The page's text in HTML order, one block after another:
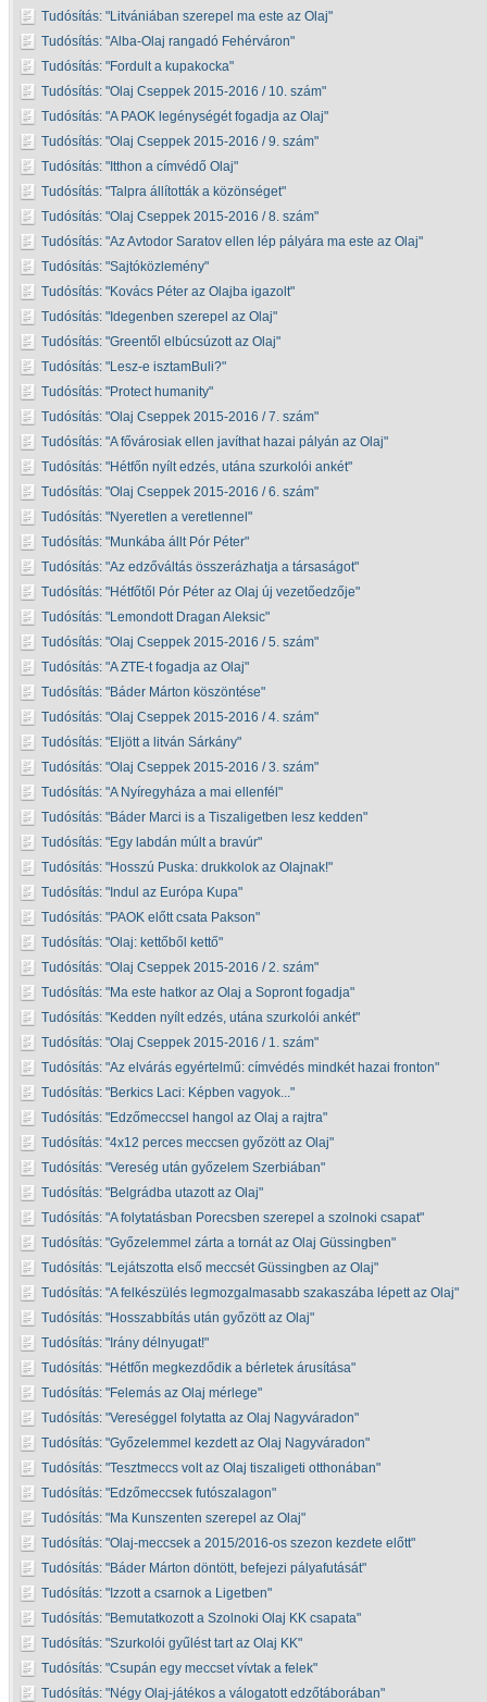
Tudósítás:
Litvániában szerepel ma este az Olaj
Tudósítás: Alba-Olaj rangadó Fehérváron
Tudósítás:
Fordult a kupakocka
Tudósítás: Olaj Cseppek 2015-2016 / 10. szám
Tudósítás: A PAOK legénységét fogadja az Olaj
Tudósítás: Olaj Cseppek 2015-2016 / 9. szám
Tudósítás:
Itthon a címvédő Olaj
Tudósítás: Talpra állították a közönséget
Tudósítás: Olaj Cseppek 2015-2016 / 8. szám
Tudósítás: Az Avtodor Saratov ellen lép pályára ma este az Olaj
Tudósítás: Sajtóközlemény
Tudósítás:
Kovács Péter az Olajba igazolt
Tudósítás:
Idegenben szerepel az Olaj
Tudósítás: Greentől elbúcsúzott az Olaj
Tudósítás:
Lesz-e isztamBuli?
Tudósítás:
Protect humanity
Tudósítás: Olaj Cseppek 2015-2016 / 7. szám
Tudósítás: A fővárosiak ellen javíthat hazai pályán az Olaj
Tudósítás:
Hétfőn nyílt edzés, utána szurkolói ankét
Tudósítás: Olaj Cseppek 2015-2016 / 6. szám
Tudósítás:
Nyeretlen a veretlennel
Tudósítás:
Munkába állt Pór Péter
Tudósítás: Az edzőváltás összerázhatja a társaságot
Tudósítás:
Hétfőtől Pór Péter az Olaj új vezetőedzője
Tudósítás:
Lemondott Dragan Aleksic
Tudósítás: Olaj Cseppek 2015-2016 / 5. szám
Tudósítás: A ZTE-t fogadja az Olaj
Tudósítás:
Báder Márton köszöntése
Tudósítás: Olaj Cseppek 2015-2016 / 4. szám
Tudósítás:
Eljött a litván Sárkány
Tudósítás: Olaj Cseppek 2015-2016 / 3. szám
Tudósítás: A Nyíregyháza a mai ellenfél
Tudósítás:
Báder Marci is a Tiszaligetben lesz kedden
Tudósítás:
Egy labdán múlt a bravúr
Tudósítás:
Hosszú Puska: drukkolok az Olajnak!
Tudósítás:
Indul az Európa Kupa
Tudósítás:
PAOK előtt csata Pakson
Tudósítás: Olaj: kettőből kettő
Tudósítás: Olaj Cseppek 2015-2016 / 2. szám
Tudósítás:
Ma este hatkor az Olaj a Sopront fogadja
Tudósítás:
Kedden nyílt edzés, utána szurkolói ankét
Tudósítás: Olaj Cseppek 2015-2016 / 1. szám
Tudósítás: Az elvárás egyértelmű: címvédés mindkét hazai fronton
Tudósítás:
Berkics Laci: Képben vagyok...
Tudósítás:
Edzőmeccsel hangol az Olaj a rajtra
Tudósítás: 4x12 perces meccsen győzött az Olaj
Tudósítás: Vereség után győzelem Szerbiában
Tudósítás:
Belgrádba utazott az Olaj
Tudósítás: A folytatásban Porecsben szerepel a szolnoki csapat
Tudósítás: Győzelemmel zárta a tornát az Olaj Güssingben
Tudósítás:
Lejátszotta első meccsét Güssingben az Olaj
Tudósítás: A felkészülés legmozgalmasabb szakaszába lépett az Olaj
Tudósítás:
Hosszabbítás után győzött az Olaj
Tudósítás:
Irány délnyugat!
Tudósítás:
Hétfőn megkezdődik a bérletek árusítása
Tudósítás:
Felemás az Olaj mérlege
Tudósítás: Vereséggel folytatta az Olaj Nagyváradon
Tudósítás: Győzelemmel kezdett az Olaj Nagyváradon
Tudósítás: Tesztmeccs volt az Olaj tiszaligeti otthonában
Tudósítás:
Edzőmeccsek futószalagon
Tudósítás:
Ma Kunszenten szerepel az Olaj
Tudósítás: Olaj-meccsek a 2015/2016-os szezon kezdete előtt
Tudósítás:
Báder Márton döntött, befejezi pályafutását
Tudósítás:
Izzott a csarnok a Ligetben
Tudósítás:
Bemutatkozott a Szolnoki Olaj KK csapata
Tudósítás: Szurkolói gyűlést tart az Olaj KK
Tudósítás: Csupán egy meccset vívtak a felek
Tudósítás:
Négy Olaj-játékos a válogatott edzőtáborában